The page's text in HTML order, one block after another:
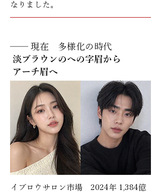
なりました。
── 現在 多様化の時代
淡ブラウンのへの字眉から
アーチ眉へ
イブロウサロン市場 2024年 1,384億